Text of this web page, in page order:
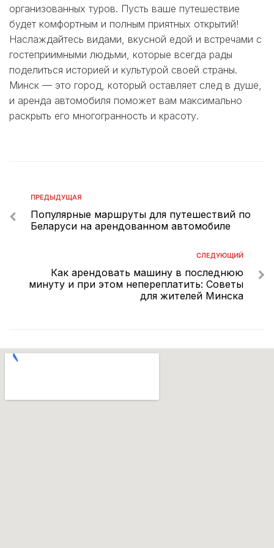
организованных туров. Пусть ваше путешествие
будет комфортным и полным приятных открытий!
Наслаждайтесь видами, вкусной едой и встречами с
гостеприимными людьми, которые всегда рады
поделиться историей и культурой своей страны.
Минск — это город, который оставляет след в душе,
и аренда автомобиля поможет вам максимально
раскрыть его многогранность и красоту.
ПРЕДЫДУЩАЯ
Популярные маршруты для путешествий по
Беларуси на арендованном автомобиле
СЛЕДУЮЩИЙ
Как арендовать машину в последнюю
минуту и при этом непереплатить: Советы
для жителей Минска